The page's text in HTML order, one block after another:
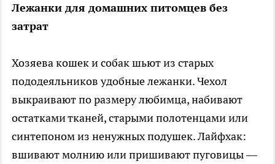
Лежанки для домашних питомцев без
затрат
Хозяева кошек и собак шьют из старых
пододеяльников удобные лежанки. Чехол
выкраивают по размеру любимца, набивают
остатками тканей, старыми полотенцами или
синтепоном из ненужных подушек. Лайфхак:
вшивают молнию или пришивают пуговицы —